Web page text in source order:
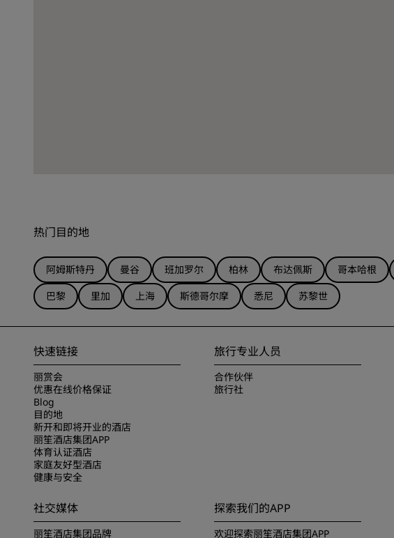
热门目的地
阿姆斯特丹 曼谷 班加罗尔 柏林 布达佩斯 哥本哈根
巴黎
里加 上海 斯德哥尔摩 悉尼 苏黎世
快速链接
丽赏会
优惠在线价格保证
Blog
目的地
新开和即将开业的酒店
丽笙酒店集团APP
体育认证酒店
家庭友好型酒店
健康与安全
旅行专业人员
合作伙伴
旅行社
社交媒体
丽笙酒店集团品牌
探索我们的APP
欢迎探索丽笙酒店集团APP